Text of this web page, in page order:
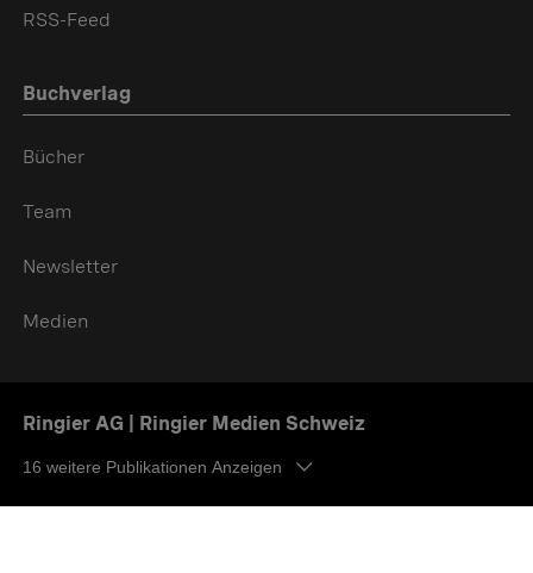
RSS-Feed
Buchverlag
Bücher
Team
Newsletter
Medien
Ringier AG | Ringier Medien Schweiz
16 weitere Publikationen Anzeigen